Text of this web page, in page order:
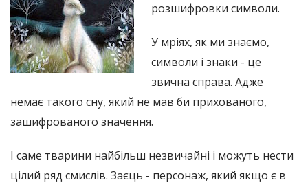
розшифровки символи.
У мріях, як ми знаємо,
символи і знаки - це
звична справа. Адже
немає такого сну, який не мав би прихованого,
зашифрованого значення.
І саме тварини найбільш незвичайні і можуть нести
цілий ряд смислів. Заєць - персонаж, який якщо є в